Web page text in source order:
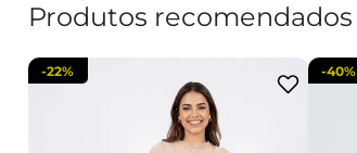
Produtos recomendados
-22% -40%